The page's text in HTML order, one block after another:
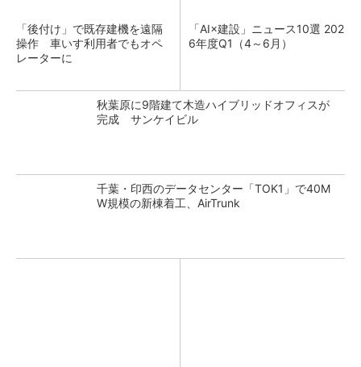
「後付け」で既存建機を遠隔
操作 車いす利用者でもオペ
レーターに
「AI×建設」ニュース10選 202
6年度Q1（4～6月）
秋葉原に9階建て木造ハイブリッドオフィスが
完成 サンケイビル
千葉・印西のデータセンター「TOK1」で40M
W規模の新棟着工、AirTrunk